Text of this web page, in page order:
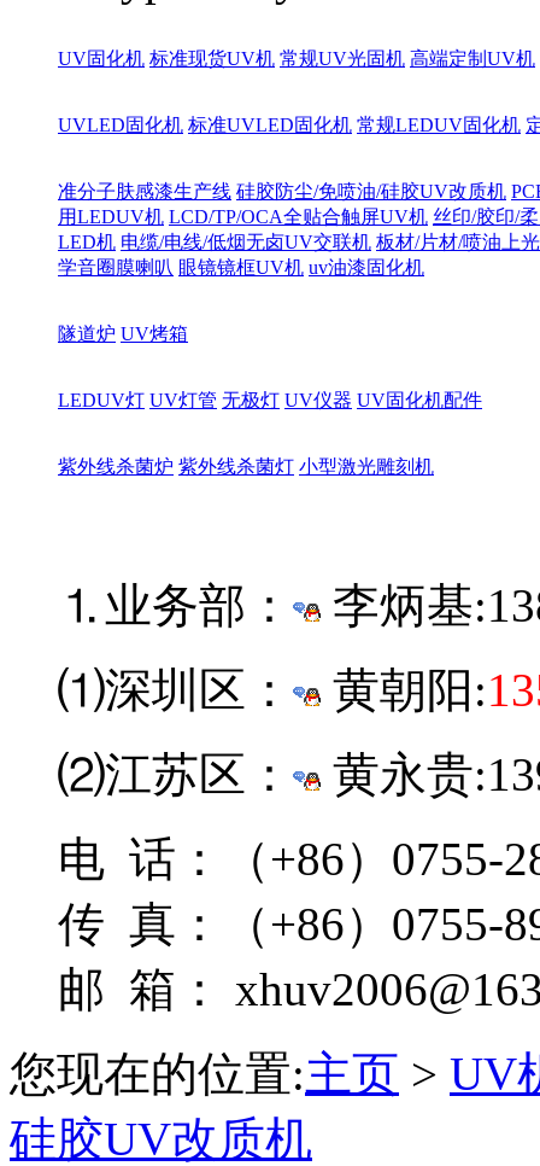
UV固化机 标准现货UV机 常规UV光固机 高端定制UV机
UVLED固化机 标准UVLED固化机 常规LEDUV固化机
准分子肤感漆生产线 硅胶防尘/免喷油/硅胶UV改质机
用LEDUV机 LCD/TP/OCA全贴合触屏UV机 丝印/胶印/
LED机 电缆/电线/低烟无卤UV交联机 板材/片材/喷油上
学音圈膜喇叭 眼镜镜框UV机 uv油漆固化机
隧道炉 UV烤箱
LEDUV灯 UV灯管 无极灯 UV仪器 UV固化机配件
紫外线杀菌炉 紫外线杀菌灯 小型激光雕刻机
⒈业务部： 李炳基:
⑴深圳区：
黄朝阳:
⑵江苏区：
黄永贵
电 话：（+86）0755-
传 真：（+86）0755-
邮 箱：
您现在的位置:主页 > UV
硅胶UV改质机